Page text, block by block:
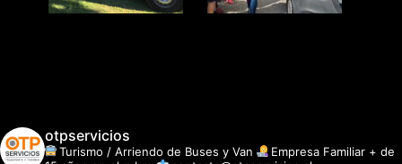
otpservicios
Turismo / Arriendo de Buses y Van
Empresa Familiar + de